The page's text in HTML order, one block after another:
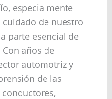
especialmente
de nuestro
parte esencial de
años de
automotriz y
de las